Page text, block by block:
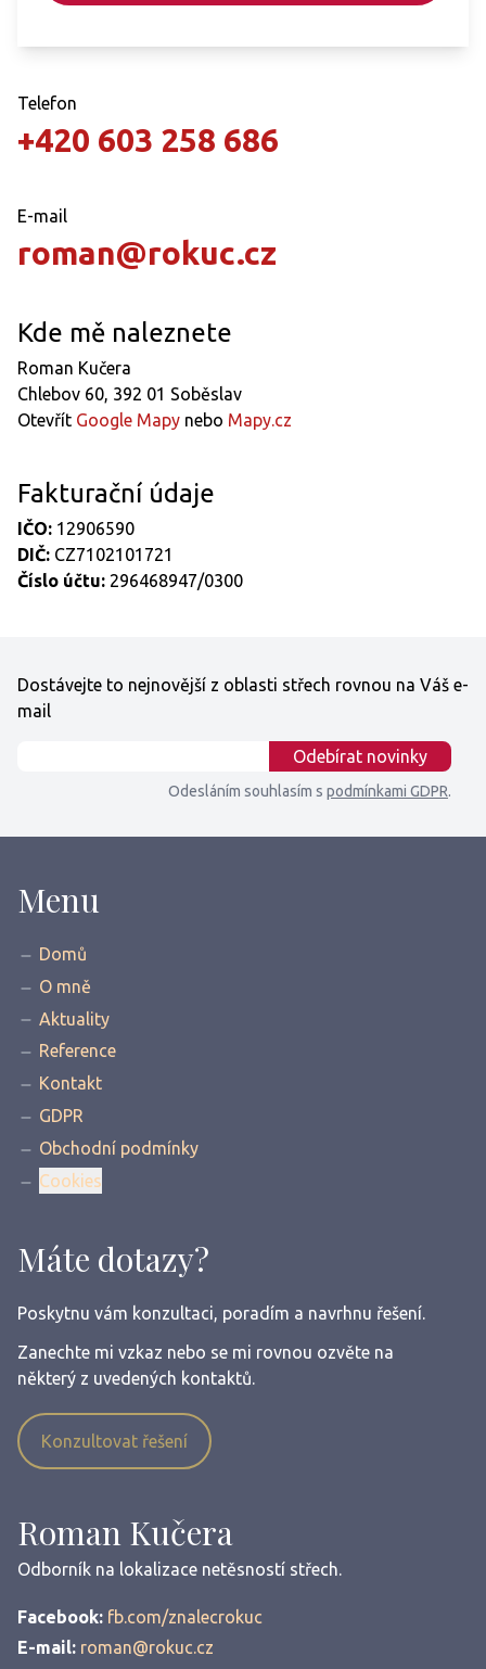
Telefon
+420 603 258 686
E-mail
roman@rokuc.cz
Kde mě naleznete
Roman Kučera
Chlebov 60, 392 01 Soběslav
Otevřít Google Mapy nebo Mapy.cz
Fakturační údaje
IČO: 12906590
DIČ: CZ7102101721
Číslo účtu: 296468947/0300
Dostávejte to nejnovější z oblasti střech rovnou na Váš e-
mail
Odebírat novinky
Odesláním souhlasím s podmínkami GDPR.
Menu
Domů
O mně
Aktuality
Reference
Kontakt
GDPR
Obchodní podmínky
Cookies
Máte dotazy?
Poskytnu vám konzultaci, poradím a navrhnu řešení.
Zanechte mi vzkaz nebo se mi rovnou ozvěte na
některý z uvedených kontaktů.
Konzultovat řešení
Roman Kučera
Odborník na lokalizace netěsností střech.
Facebook: fb.com/znalecrokuc
E-mail: roman@rokuc.cz